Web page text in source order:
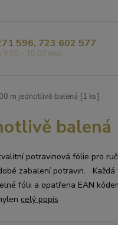
596, 723 602 577
9,00 - 15,00 hod
m jednotlivě balená [1 ks]
balená
potravinová fólie pro
zabalení potravin.
fólii a opatřena EAN
celý popis